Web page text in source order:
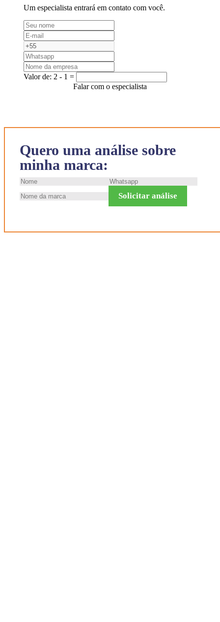
Quero uma análise sobre
minha marca:
Solicitar análise
Um especialista entrará em contato com você.
Valor de: 2 - 1 =
Falar com o especialista